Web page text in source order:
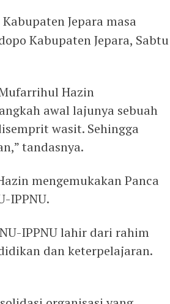
Jepara masa
Kabupaten Jepara, Sabtu
Hazin
awal lajunya sebuah
wasit. Sehingga
tandasnya.
mengemukakan Panca
IPPNU.
IPPNU lahir dari rahim
dan keterpelajaran.